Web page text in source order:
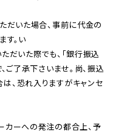
だいた場合、事前に代金の
す。い
だいた際でも、「銀行振込
ご了承下さいませ。尚、振込
、恐れ入りますがキャンセ
ーへの発注の都合上、予